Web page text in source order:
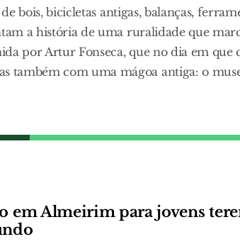
bois, bicicletas antigas, balanças,
a história de uma ruralidade que
por Artur Fonseca, que no dia em
também com uma mágoa antiga: o
em Almeirim para jovens